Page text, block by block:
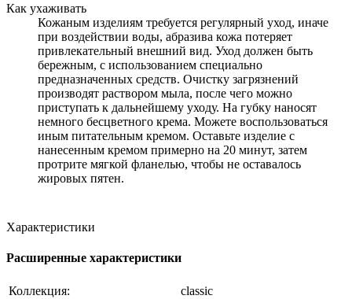
Как ухаживать
Кожаным изделиям требуется регулярный уход, иначе
при воздействии воды, абразива кожа потеряет
привлекательный внешний вид. Уход должен быть
бережным, с использованием специально
предназначенных средств. Очистку загрязнений
производят раствором мыла, после чего можно
приступать к дальнейшему уходу. На губку наносят
немного бесцветного крема. Можете воспользоваться
иным питательным кремом. Оставьте изделие с
нанесенным кремом примерно на 20 минут, затем
протрите мягкой фланелью, чтобы не оставалось
жировых пятен.
Характеристики
Расширенные характеристики
Коллекция:
classic